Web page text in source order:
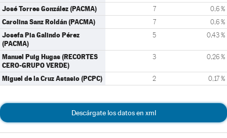
José Torres González (PACMA) 7 0,6 %
Carolina Sanz Roldán (PACMA) 7 0,6 %
Josefa Pia Galindo Pérez
(PACMA)
5 0,43 %
Manuel Puig Hugas (RECORTES
CERO-GRUPO VERDE)
3 0,26 %
Miguel de la Cruz Astasio (PCPC) 2 0,17 %
Descárgate los datos en xml